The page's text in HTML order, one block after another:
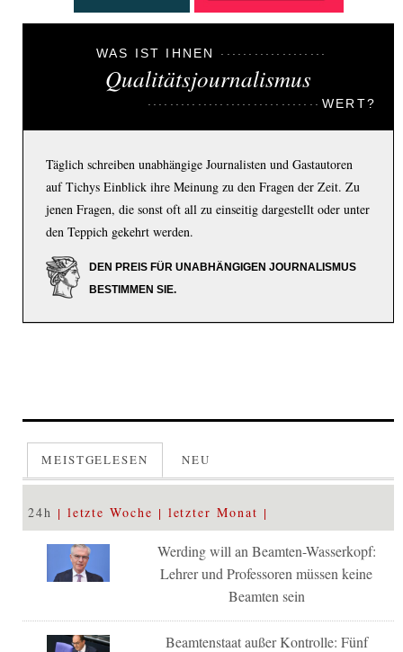
WAS IST IHNEN
Qualitätsjournalismus
WERT?
Täglich schreiben unabhängige Journalisten und Gastautoren
auf Tichys Einblick ihre Meinung zu den Fragen der Zeit. Zu
jenen Fragen, die sonst oft all zu einseitig dargestellt oder unter
den Teppich gekehrt werden.
DEN PREIS FÜR UNABHÄNGIGEN JOURNALISMUS
BESTIMMEN SIE.
MEISTGELESEN NEU
24h letzte Woche letzter Monat
Werding will an Beamten-Wasserkopf:
Lehrer und Professoren müssen keine
Beamten sein
Beamtenstaat außer Kontrolle: Fünf